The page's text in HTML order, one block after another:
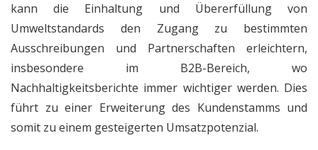
kann die Einhaltung und Übererfüllung von
Umweltstandards den Zugang zu bestimmten
Ausschreibungen und Partnerschaften erleichtern,
insbesondere im B2B-Bereich, wo
Nachhaltigkeitsberichte immer wichtiger werden. Dies
führt zu einer Erweiterung des Kundenstamms und
somit zu einem gesteigerten Umsatzpotenzial.